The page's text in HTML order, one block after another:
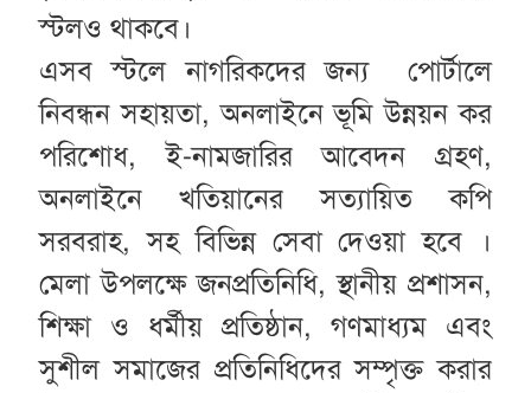
স্টলও থাকবে।
এসব স্টলে নাগরিকদের জন্য পোর্টালে
নিবন্ধন সহায়তা, অনলাইনে ভূমি উন্নয়ন কর
পরিশোধ, ই-নামজারির আবেদন গ্রহণ,
অনলাইনে খতিয়ানের সত্যায়িত কপি
সরবরাহ, সহ বিভিন্ন সেবা দেওয়া হবে ।
মেলা উপলক্ষে জনপ্রতিনিধি, স্থানীয় প্রশাসন,
শিক্ষা ও ধর্মীয় প্রতিষ্ঠান, গণমাধ্যম এবং
সুশীল সমাজের প্রতিনিধিদের সম্পৃক্ত করার